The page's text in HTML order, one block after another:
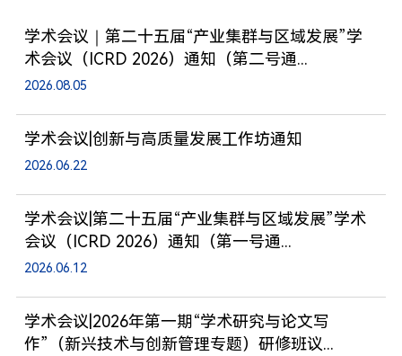
学术会议｜第二十五届“产业集群与区域发展”学
术会议（ICRD 2026）通知（第二号通...
2026.08.05
学术会议|创新与高质量发展工作坊通知
2026.06.22
学术会议|第二十五届“产业集群与区域发展”学术
会议（ICRD 2026）通知（第一号通...
2026.06.12
学术会议|2026年第一期“学术研究与论文写
作”（新兴技术与创新管理专题）研修班议...